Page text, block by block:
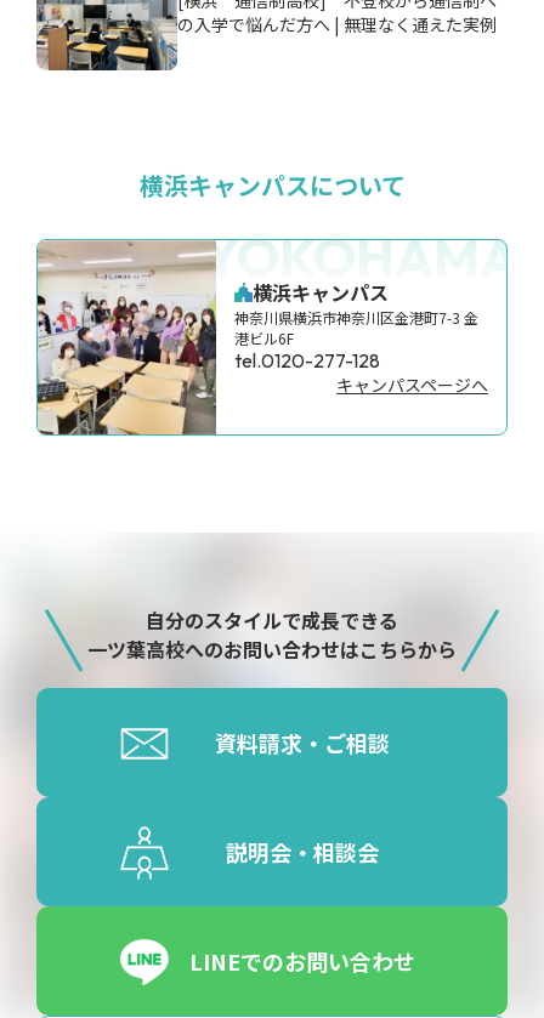
の入学で悩んだ方へ | 無理なく通えた実例
横浜キャンパスについて
YOKOHAMA
横浜キャンパス
神奈川県横浜市神奈川区金港町7-3 金
港ビル6F
tel.0120-277-128
キャンパスページへ
自分のスタイルで成長できる
一ツ葉高校へのお問い合わせはこちらから
資料請求・ご相談
説明会・相談会
LINEでのお問い合わせ